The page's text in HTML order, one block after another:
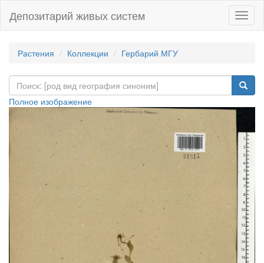
Депозитарий живых систем
Растения Коллекции Гербарий МГУ
Полное изображение